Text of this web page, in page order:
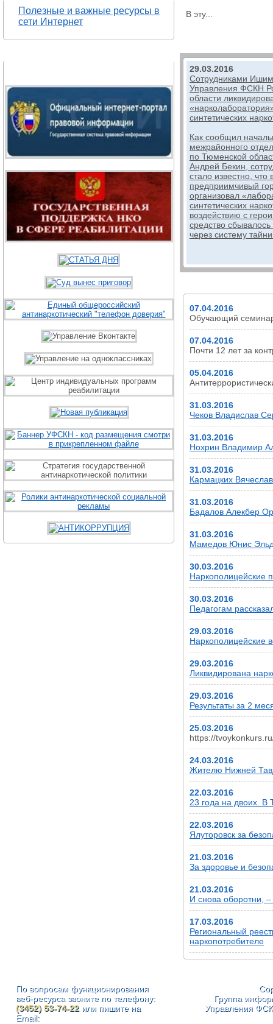
В эту...
29.03.2016
Сотрудниками
Управления ФСКН
области
синтетических
Как сообщил
межрайонного
по Тюменской
Андрей Бекин,
стало известно,
предприимчивый
организовал
синтетических
воздействию с
средство
через систему
07.04.2016
Обучающий
07.04.2016
Почти 12 лет за
05.04.2016
31.03.2016
Чеков Владислав
31.03.2016
Нохрин Владимир
31.03.2016
Кармацких
31.03.2016
Бадалов Алекбер
31.03.2016
Мамедов Юнис
30.03.2016
Наркополицейские
30.03.2016
Педагогам
29.03.2016
Наркополицейские
29.03.2016
Ликвидирована
29.03.2016
Результаты за 2
25.03.2016
https://
24.03.2016
Жителю Нижней
22.03.2016
23 года на двоих. В
22.03.2016
Ялуторовск за
21.03.2016
За здоровье и
21.03.2016
И снова оборотни,
17.03.2016
Региональный
наркопотребителе
Полезные и важные ресурсы в
сети Интернет
По вопросам функционирования
веб-ресурса звоните по телефону:
(3452) 53-74-22 или пишите на
Email:
Группа
Управления